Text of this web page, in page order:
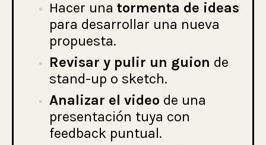
Hacer una tormenta de ideas
para desarrollar una nueva
propuesta.
Revisar y pulir un guion de
stand-up o sketch.
Analizar el video de una
presentación tuya con
feedback puntual.